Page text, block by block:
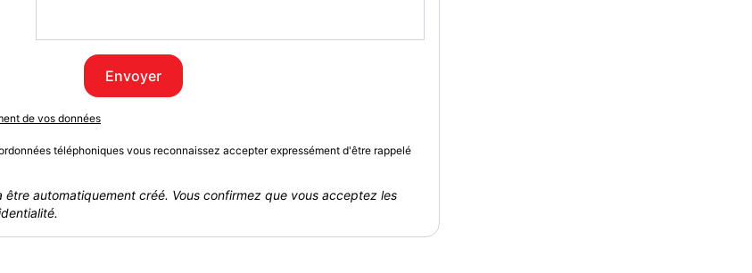
Envoyer
de vos données
téléphoniques vous reconnaissez accepter expressément d'être rappelé
être automatiquement créé. Vous confirmez que vous acceptez les